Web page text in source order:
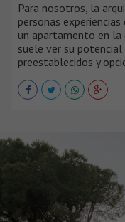
Para nosotros, la
personas
un apartamento en la
suele ver su
preestablecidos y